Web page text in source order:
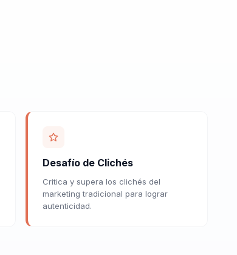
Desafío de Clichés
Critica y supera los clichés del
marketing tradicional para lograr
autenticidad.